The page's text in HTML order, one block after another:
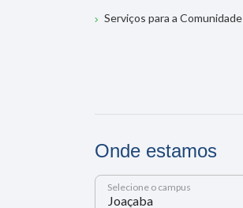
Serviços para a Comunidade
Onde estamos
Selecione o campus